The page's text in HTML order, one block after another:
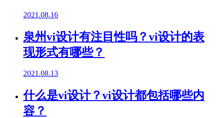
2021.08.16
泉州vi设计有注目性吗？vi设计的表
现形式有哪些？
2021.08.13
什么是vi设计？vi设计都包括哪些内
容？